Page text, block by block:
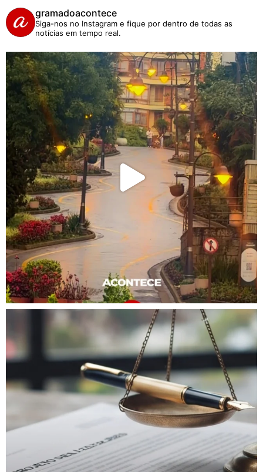
gramadoacontece
Siga-nos no Instagram e fique por dentro de todas as
notícias em tempo real.